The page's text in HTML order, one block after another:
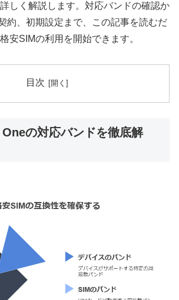
しく解説します。対応バンドの確認か
約、初期設定まで、この記事を読むだ
安SIMの利用を開始できます。
目次
の対応バンドを徹底解